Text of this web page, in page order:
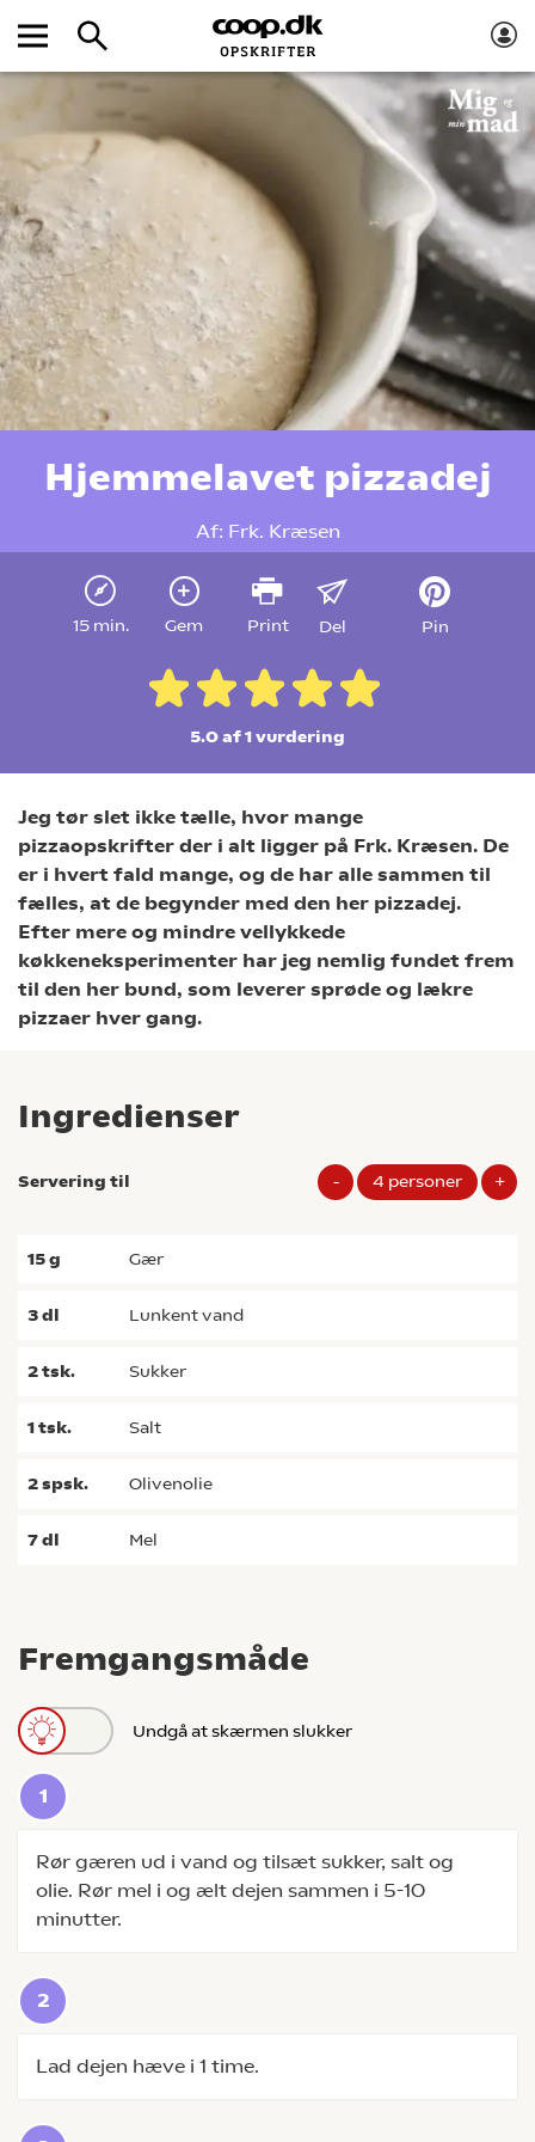
Hjemmelavet pizzadej
Af: Frk. Kræsen
15 min. Gem Print Del Pin
5.0 af 1vurdering
Jeg tør slet ikke tælle, hvor mange
pizzaopskrifter der i alt ligger på Frk. Kræsen. De
er i hvert fald mange, og de har alle sammen til
fælles, at de begynder med den her pizzadej.
Efter mere og mindre vellykkede
køkkeneksperimenter har jeg nemlig fundet frem
til den her bund, som leverer sprøde og lækre
pizzaer hver gang.
Fremgangsmåde
Undgå at skærmen slukker
Rør gæren ud i vand og tilsæt sukker, salt og
olie. Rør mel i og ælt dejen sammen i 5-10
minutter.
Lad dejen hæve i 1 time.
Ingredienser
Servering til - 4 personer +
15g gær
3dl lunkent vand
2tsk. sukker
1tsk. salt
2spsk. olivenolie
7dl mel